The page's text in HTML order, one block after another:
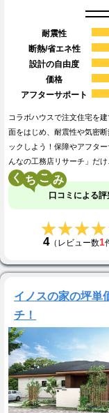
耐震性
断熱/省エネ性
設計の自由度
価格
アフターサポート
コラボハウスで注文住宅を
面をはじめ、耐震性や気密
ックしよう！保障やアフタ
んなの工務店リサーチ」だ
く こ
口コミによる評
4（レビュー数1
イノスの家の坪単
チ！